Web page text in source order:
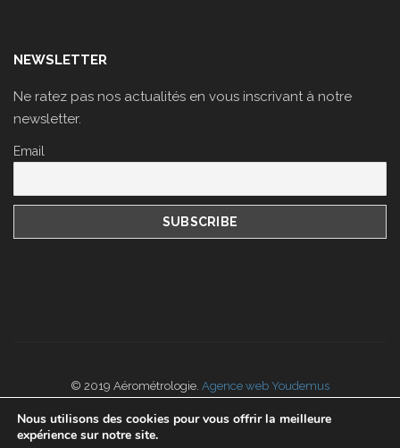
NEWSLETTER
Ne ratez pas nos actualités en vous inscrivant à notre
newsletter.
Email
© 2019 Aérométrologie. Agence web Youdemus
Nos CGV portées disponibles sur www.cofrac.fr
Nous utilisons des cookies pour vous offrir la meilleure
expérience sur notre site.